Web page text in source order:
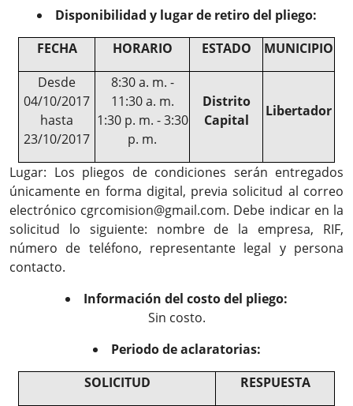
Disponibilidad y lugar de retiro del pliego:
FECHA
HORARIO ESTADO
MUNICIPIO
Desde
04/10/2017
hasta
23/10/2017
8:30 a. m. -
11:30 a. m.
1:30 p. m. - 3:30
p. m.
Distrito
Capital
Libertador
Lugar: Los pliegos de condiciones serán entregados
únicamente en forma digital, previa solicitud al correo
electrónico cgrcomision@gmail.com. Debe indicar en la
solicitud lo siguiente: nombre de la empresa, RIF,
número de teléfono, representante legal y persona
contacto.
Información del costo del pliego:
Sin costo.
Periodo de aclaratorias:
SOLICITUD
RESPUESTA